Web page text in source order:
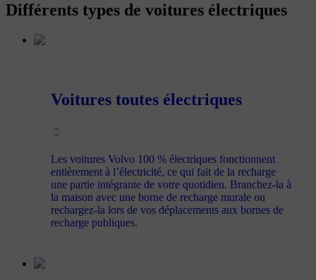
Différents types de voitures électriques
Voitures toutes électriques
Les voitures Volvo 100 % électriques fonctionnent
entièrement à l’électricité, ce qui fait de la recharge
une partie intégrante de votre quotidien. Branchez-la à
la maison avec une borne de recharge murale ou
rechargez-la lors de vos déplacements aux bornes de
recharge publiques.